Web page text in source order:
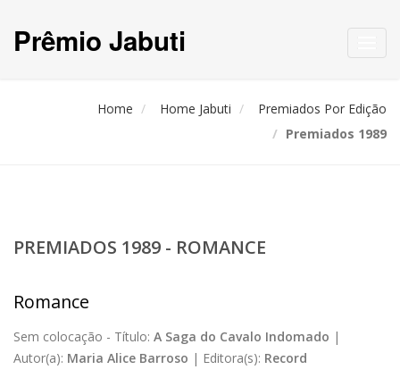
Prêmio Jabuti
Home Home Jabuti
Premiados Por Edição
Premiados 1989
PREMIADOS 1989 - ROMANCE
Romance
Sem colocação - Título: A Saga do Cavalo Indomado |
Autor(a): Maria Alice Barroso | Editora(s): Record